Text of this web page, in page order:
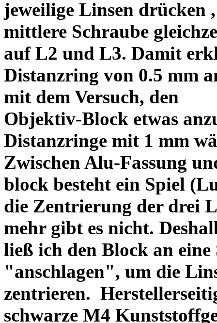
jeweilige Linsen drücken
mittlere Schraube
auf L2 und L3. Damit
Distanzring von 0.5 mm
mit dem Versuch, den
Objektiv-Block etwas
Distanzringe mit 1 mm
Zwischen Alu-Fassung
block besteht ein Spiel
die Zentrierung der drei
mehr gibt es nicht.
ließ ich den Block an eine
"anschlagen", um die
zentrieren.
schwarze M4